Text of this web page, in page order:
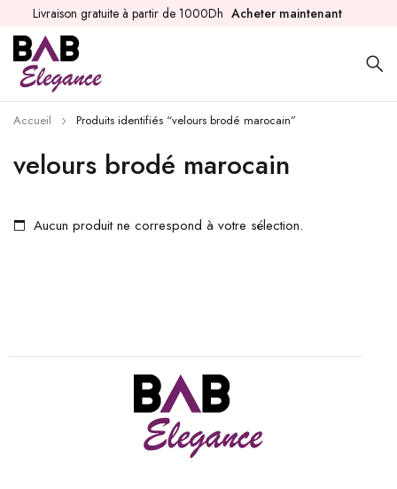
Livraison gratuite à partir de 1000Dh Acheter maintenant
velours brodé marocain
Accueil Produits identifiés “velours brodé marocain”
Aucun produit ne correspond à votre sélection.